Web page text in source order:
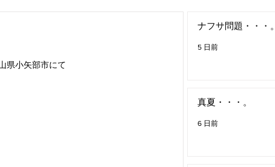
県小矢部市にて
ナフサ問題・・・。
5 日前
真夏・・・。
6 日前